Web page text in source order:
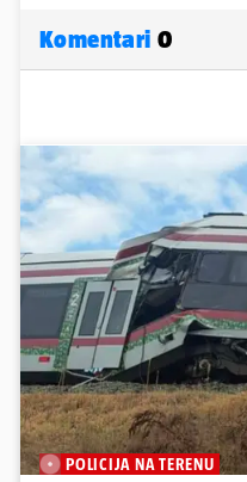
Komentari 0
POLICIJA NA TERENU